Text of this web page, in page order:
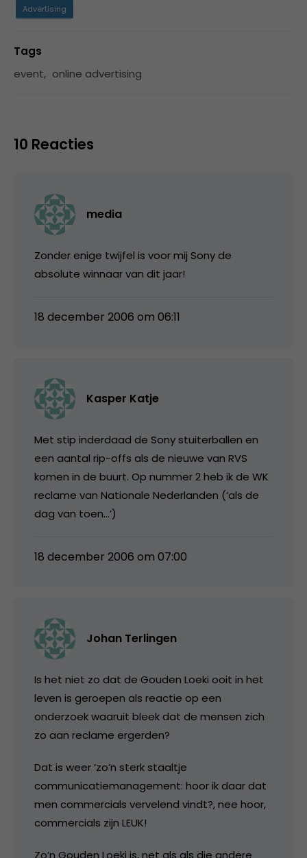
Advertising
Tags
event, online advertising
10 Reacties
media
Zonder enige twijfel is voor mij Sony de
absolute winnaar van dit jaar!
18 december 2006 om 06:11
Kasper Katje
Met stip inderdaad de Sony stuiterballen en
een aantal rip-offs als de nieuwe van RVS
komen in de buurt. Op nummer 2 heb ik de WK
reclame van Nationale Nederlanden (‘als de
dag van toen…’)
18 december 2006 om 07:00
Johan Terlingen
Is het niet zo dat de Gouden Loeki ooit in het
leven is geroepen als reactie op een
onderzoek waaruit bleek dat de mensen zich
zo aan reclame ergerden?
Dat is weer ‘zo’n sterk staaltje
communicatiemanagement: hoor ik daar dat
men commercials vervelend vindt?, nee hoor,
commercials zijn LEUK!
Zo’n Gouden Loeki is, net als als die andere